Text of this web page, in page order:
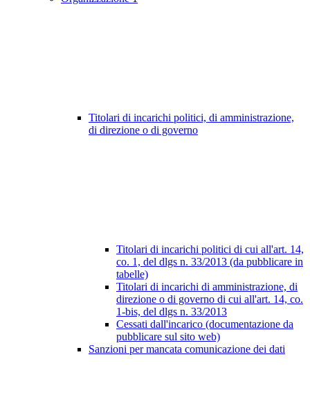
Titolari di incarichi politici, di amministrazione,
di direzione o di governo
Titolari di incarichi politici di cui all'art. 14,
co. 1, del dlgs n. 33/2013 (da pubblicare in
tabelle)
Titolari di incarichi di amministrazione, di
direzione o di governo di cui all'art. 14, co.
1-bis, del dlgs n. 33/2013
Cessati dall'incarico (documentazione da
pubblicare sul sito web)
Sanzioni per mancata comunicazione dei dati